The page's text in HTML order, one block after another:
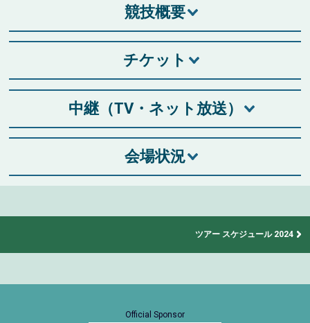
競技概要
チケット
中継（TV・ネット放送）
会場状況
ツアー スケジュール 2024
Official Sponsor